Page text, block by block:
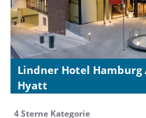
Lindner Hotel Hamburg
Hyatt
4 Sterne Kategorie